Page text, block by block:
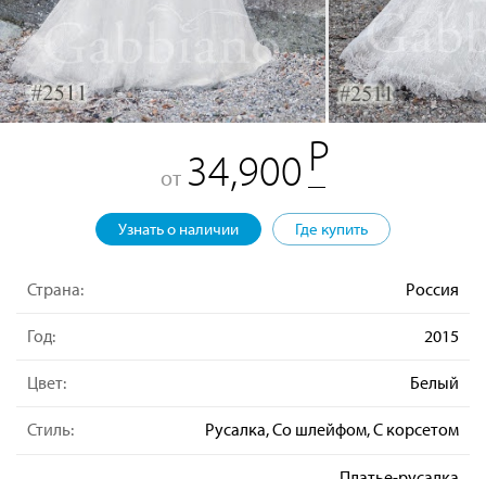
от 34,900
Узнать о наличии Где купить
Страна: Россия
Год: 2015
Цвет: Белый
Стиль: Русалка, Со шлейфом, С корсетом